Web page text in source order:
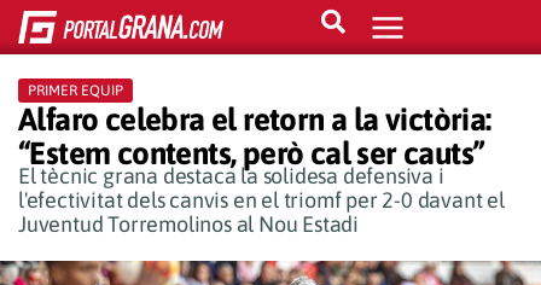
PRIMER EQUIP
Alfaro celebra el retorn a la victòria:
“Estem contents, però cal ser cauts”
El tècnic grana destaca la solidesa defensiva i
l'efectivitat dels canvis en el triomf per 2-0 davant el
Juventud Torremolinos al Nou Estadi